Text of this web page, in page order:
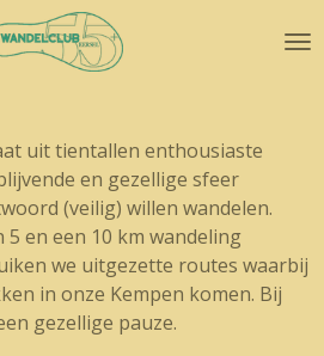
uit tientallen enthousiaste
en gezellige sfeer
(veilig) willen wandelen.
en een 10 km wandeling
we uitgezette routes waarbij
in onze Kempen komen. Bij
gezellige pauze.